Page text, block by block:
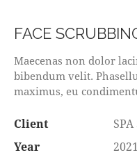
FACE
Maecenas non dolor
bibendum velit.
maximus, eu
Client
Year
2021